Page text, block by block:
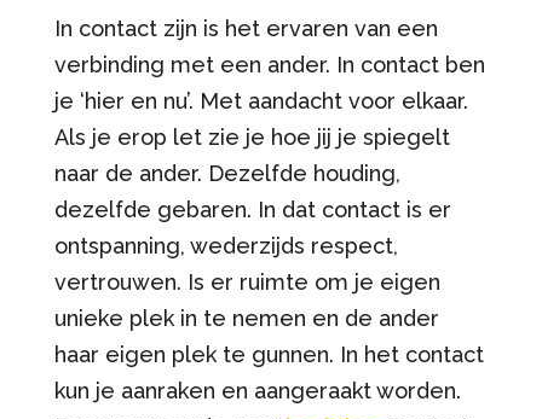
In contact zijn is het ervaren van een
verbinding met een ander. In contact ben
je ‘hier en nu’. Met aandacht voor elkaar.
Als je erop let zie je hoe jij je spiegelt
naar de ander. Dezelfde houding,
dezelfde gebaren. In dat contact is er
ontspanning, wederzijds respect,
vertrouwen. Is er ruimte om je eigen
unieke plek in te nemen en de ander
haar eigen plek te gunnen. In het contact
kun je aanraken en aangeraakt worden.